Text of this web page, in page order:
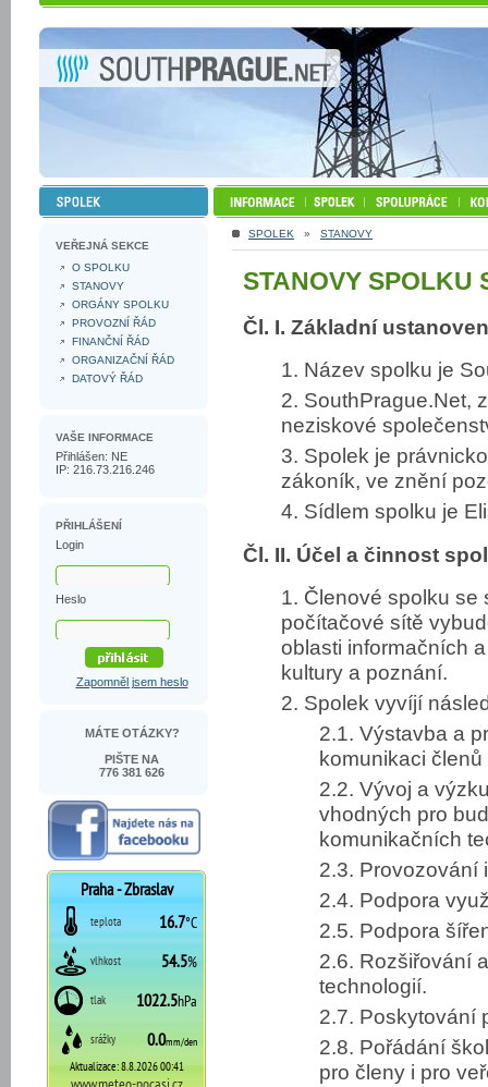
SPOLEK » STANOVY
STANOVY SPOLKU
Čl. I. Základní
1. Název spolku je
2. SouthPrague.Net,
neziskové
3. Spolek je
zákoník, ve znění
4. Sídlem spolku je
Čl. II. Účel a činnost
1. Členové spolku
počítačové sítě
oblasti informačních
kultury a poznání.
2. Spolek vyvíjí
2.1. Výstavba a
komunikaci
2.2. Vývoj a
vhodných pro
komunikačních
2.3. Provozování
2.4. Podpora
2.5. Podpora
2.6. Rozšiřování
technologií.
2.7. Poskytování
2.8. Pořádání
pro členy i pro
VEŘEJNÁ SEKCE
O SPOLKU
STANOVY
ORGÁNY SPOLKU
PROVOZNÍ ŘÁD
FINANČNÍ ŘÁD
ORGANIZAČNÍ ŘÁD
DATOVÝ ŘÁD
VAŠE INFORMACE
Přihlášen: NE
IP: 216.73.216.246
PŘIHLÁŠENÍ
Login
Heslo
Zapomněl jsem heslo
MÁTE OTÁZKY?
PIŠTE NA
776 381 626